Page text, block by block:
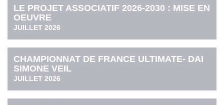
LE PROJET ASSOCIATIF 2026-2030 : MISE EN
OEUVRE
JUILLET 2026
CHAMPIONNAT DE FRANCE ULTIMATE- DAI
SIMONE VEIL
JUILLET 2026